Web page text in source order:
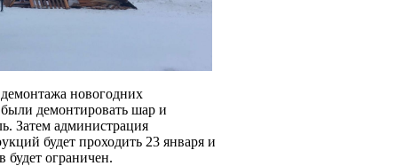
новогодних
демонтировать шар и
Затем администрация
будет проходить 23 января и
будет ограничен.